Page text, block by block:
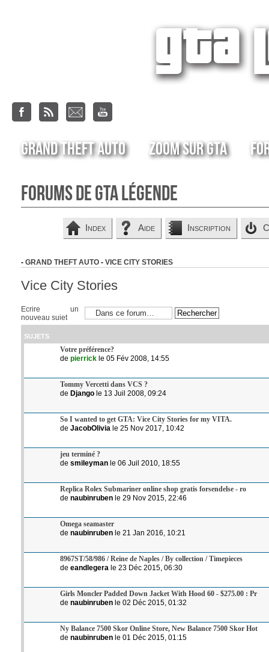
Grand Theft Auto Zoom sur GTA
Forums de GTA Légende
Index Aide Inscription
- GRAND THEFT AUTO - VICE CITY STORIES
Vice City Stories
Ecrire un
nouveau sujet
SUJETS
Votre préférence?
de pierrickle 05 Fév 2008, 14:55
Tommy Vercetti dans VCS ?
de Djangole 13 Juil 2008, 09:24
So I wanted to get GTA: Vice City Stories for my VITA.
de JacobOlivia le 25 Nov 2017, 10:42
jeu terminé ?
de smileymanle 06 Juil 2010, 18:55
Replica Rolex Submariner online shop gratis forsendelse - ro
de naubinrubenle 29 Nov 2015, 22:46
Omega seamaster
de naubinrubenle 21 Jan 2016, 10:21
8967ST/58/986 / Reine de Naples / By collection / Timepieces
de eandlegera le 23 Déc 2015, 06:30
Girls Moncler Padded Down Jacket With Hood 60 - $275.00 : Pr
de naubinrubenle 02 Déc 2015, 01:32
Ny Balance 7500 Skor Online Store, New Balance 7500 Skor Hot
de naubinrubenle 01 Déc 2015, 01:15